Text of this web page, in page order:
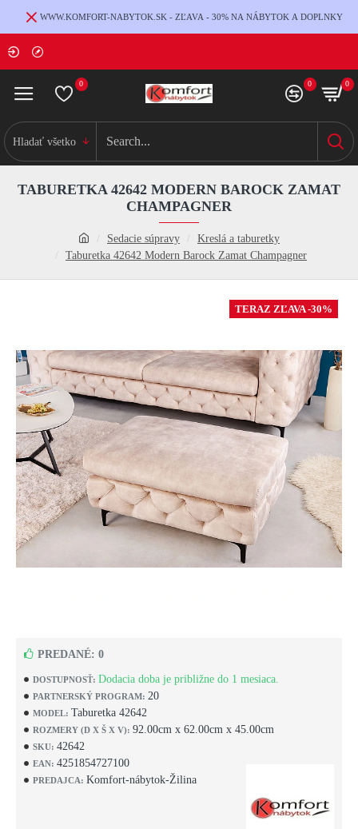
WWW.KOMFORT-NABYTOK.SK - ZĽAVA - 30% NA NÁBYTOK A DOPLNKY
0 0 0
Hladať všetko
Sedacie súpravy
Kreslá a taburetky
Taburetka 42642 Modern Barock Zamat Champagner
TABURETKA 42642 MODERN BAROCK ZAMAT
CHAMPAGNER
TERAZ ZĽAVA -30%
DOSTUPNOSŤ: Dodacia doba je približne do 1 mesiaca.
PARTNERSKÝ PROGRAM: 20
MODEL: Taburetka 42642
ROZMERY (D X Š X V): 92.00cm x 62.00cm x 45.00cm
SKU: 42642
EAN: 4251854727100
PREDAJCA: Komfort-nábytok-Žilina
PREDANÉ: 0